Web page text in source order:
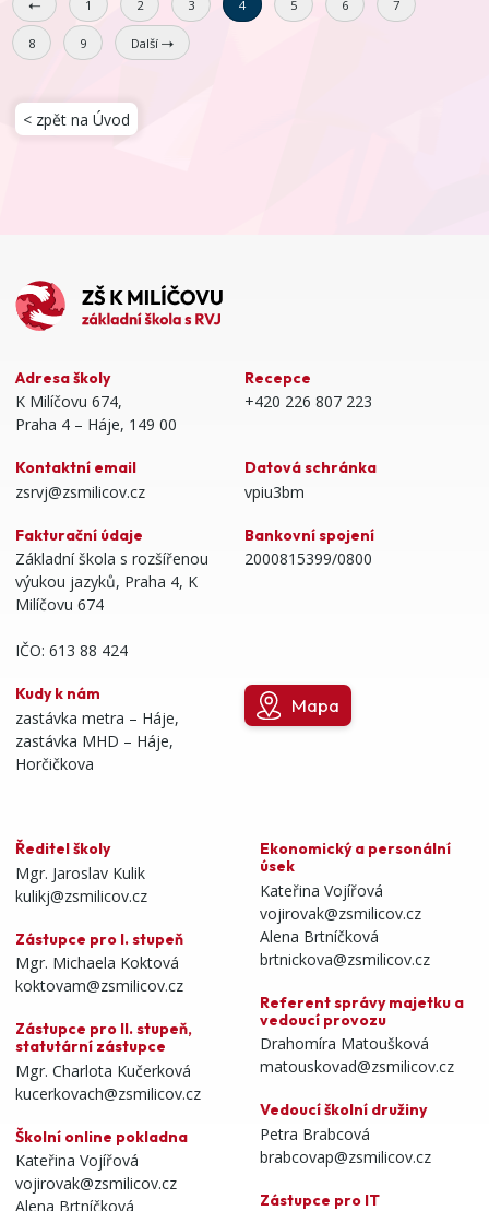
1 2 3 4 5 6 7
8 9 Další
< zpět na Úvod
Adresa školy
K Milíčovu 674,
Praha 4 – Háje, 149 00
Recepce
+420 226 807 223
Kontaktní email
zsrvj@zsmilicov.cz
Datová schránka
vpiu3bm
Fakturační údaje
Základní škola s rozšířenou
výukou jazyků, Praha 4, K
Milíčovu 674
IČO: 613 88 424
Bankovní spojení
2000815399/0800
Kudy k nám
zastávka metra – Háje,
zastávka MHD – Háje,
Horčičkova
Mapa
Ředitel školy
Mgr. Jaroslav Kulik
kulikj@zsmilicov.cz
Zástupce pro I. stupeň
Mgr. Michaela Koktová
koktovam@zsmilicov.cz
Zástupce pro II. stupeň,
statutární zástupce
Mgr. Charlota Kučerková
kucerkovach@zsmilicov.cz
Školní online pokladna
Kateřina Vojířová
vojirovak@zsmilicov.cz
Alena Brtníčková
Ekonomický a personální
úsek
Kateřina Vojířová
vojirovak@zsmilicov.cz
Alena Brtníčková
brtnickova@zsmilicov.cz
Referent správy majetku a
vedoucí provozu
Drahomíra Matoušková
matouskovad@zsmilicov.cz
Vedoucí školní družiny
Petra Brabcová
brabcovap@zsmilicov.cz
Zástupce pro IT